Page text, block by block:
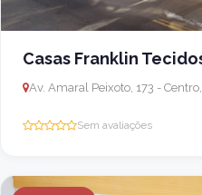
Casas Franklin
Sem avaliações